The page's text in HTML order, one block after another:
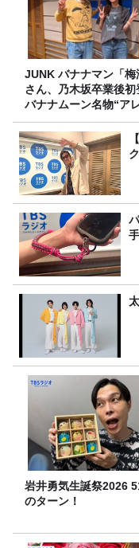
JUNK バナナマン「梅澤美波
さん、乃木坂卒業後初
バナナムーン名物“ア
らう」
岩井勇気生誕祭2026
のターン！